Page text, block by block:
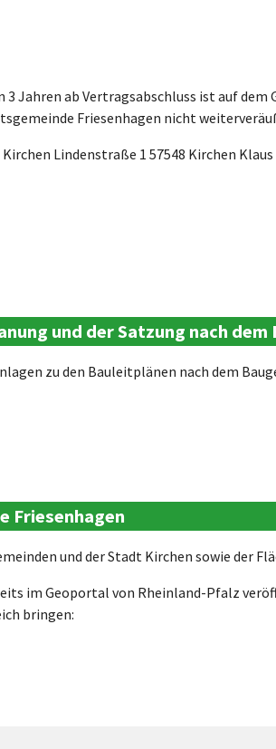
Jahren ab Vertragsabschluss ist auf
Friesenhagen nicht
Lindenstraße 1 57548 Kirchen
und der Satzung nach dem
zu den Bauleitplänen nach dem
Friesenhagen
und der Stadt Kirchen sowie der
im Geoportal von Rheinland-Pfalz
bringen: